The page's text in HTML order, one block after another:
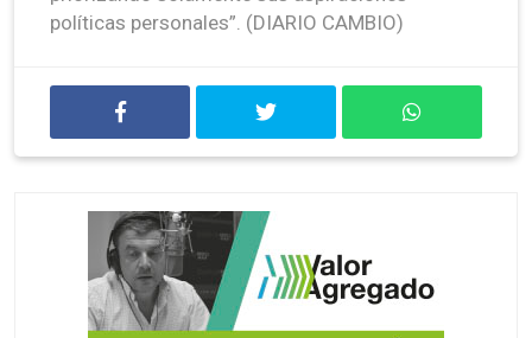
políticas personales”. (DIARIO CAMBIO)